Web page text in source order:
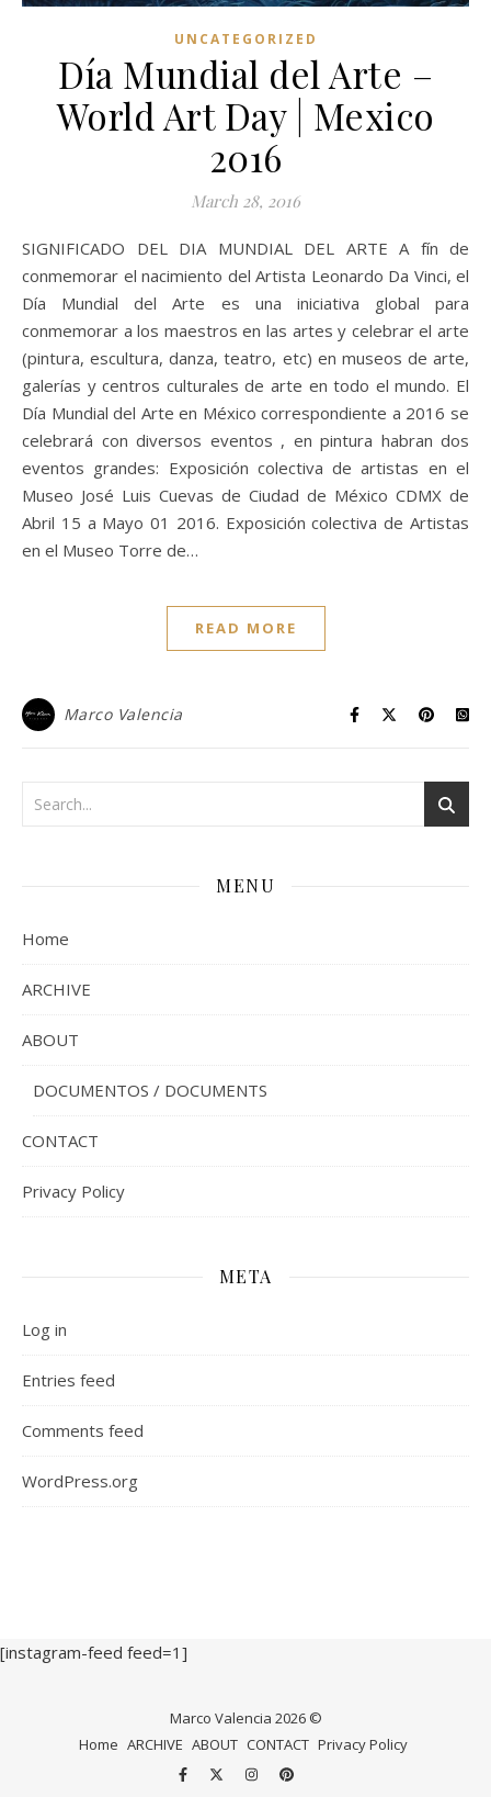
UNCATEGORIZED
Día Mundial del Arte –
World Art Day | Mexico
2016
March 28, 2016
SIGNIFICADO DEL DIA MUNDIAL DEL ARTE A fín de
conmemorar el nacimiento del Artista Leonardo Da Vinci, el
Día Mundial del Arte es una iniciativa global para
conmemorar a los maestros en las artes y celebrar el arte
(pintura, escultura, danza, teatro, etc) en museos de arte,
galerías y centros culturales de arte en todo el mundo. El
Día Mundial del Arte en México correspondiente a 2016 se
celebrará con diversos eventos , en pintura habran dos
eventos grandes: Exposición colectiva de artistas en el
Museo José Luis Cuevas de Ciudad de México CDMX de
Abril 15 a Mayo 01 2016. Exposición colectiva de Artistas
en el Museo Torre de…
READ MORE
Marco Valencia
MENU
Home
ARCHIVE
ABOUT
DOCUMENTOS / DOCUMENTS
CONTACT
Privacy Policy
META
Log in
Entries feed
Comments feed
WordPress.org
[instagram-feed feed=1]
Marco Valencia 2026 ©
Home ARCHIVE ABOUT CONTACT Privacy Policy